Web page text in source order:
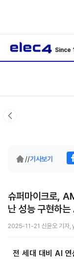
Since
//기사보기
슈퍼마이크로,
난 성능 구현하
2025-11-21 신윤오 기자
전 세대 대비 AI